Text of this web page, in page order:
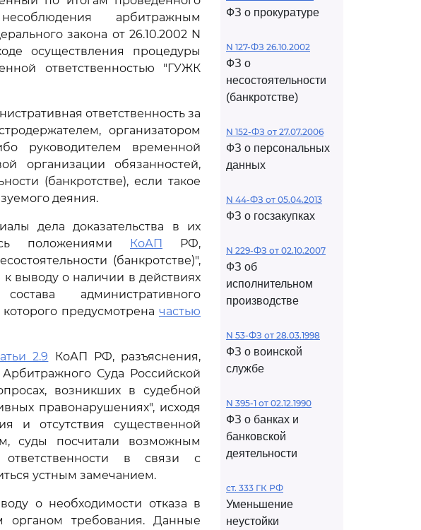
арбитражным
закона от 26.10.2002 N
осуществления процедуры
ответственностью "ГУЖК
ответственность за
организатором
руководителем временной
организации обязанностей,
(банкротстве), если такое
деяния.
дела доказательства в их
положениями
КоАП РФ,
(банкротстве)",
выводу о наличии в действиях
административного
предусмотрена частью
2.9 КоАП РФ, разъяснения,
Суда Российской
возникших в судебной
правонарушениях", исходя
и отсутствия существенной
суды посчитали возможным
в связи с
устным замечанием.
о необходимости отказа в
органом требования. Данные
ФЗ о прокуратуре
N 127-ФЗ 26.10.2002
ФЗ о
несостоятельности
(банкротстве)
N 152-ФЗ от 27.07.2006
ФЗ о персональных
данных
N 44-ФЗ от 05.04.2013
ФЗ о госзакупках
N 229-ФЗ от 02.10.2007
ФЗ об
исполнительном
производстве
N 53-ФЗ от 28.03.1998
ФЗ о воинской
службе
N 395-1 от 02.12.1990
ФЗ о банках и
банковской
деятельности
ст. 333 ГК РФ
Уменьшение
неустойки